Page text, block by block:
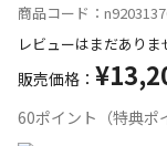
商品コード：
レビューはまだありま
販売価格：
60ポイント（特典ポ